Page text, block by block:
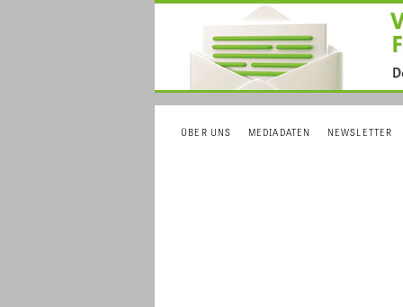
ÜBER UNS MEDIADATEN NEWSLETTER